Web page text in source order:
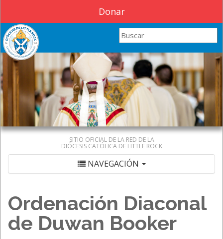
Donar
Search this site
SITIO OFICIAL DE LA RED DE LA
DIÓCESIS CATÓLICA DE LITTLE ROCK
NAVEGACIÓN
Ordenación Diaconal
de Duwan Booker